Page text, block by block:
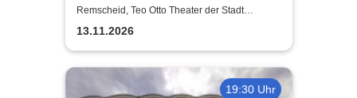
der Stadt Remscheid
Remscheid, Teo Otto Theater der Stadt
Remscheid
13.11.2026
19:30 Uhr